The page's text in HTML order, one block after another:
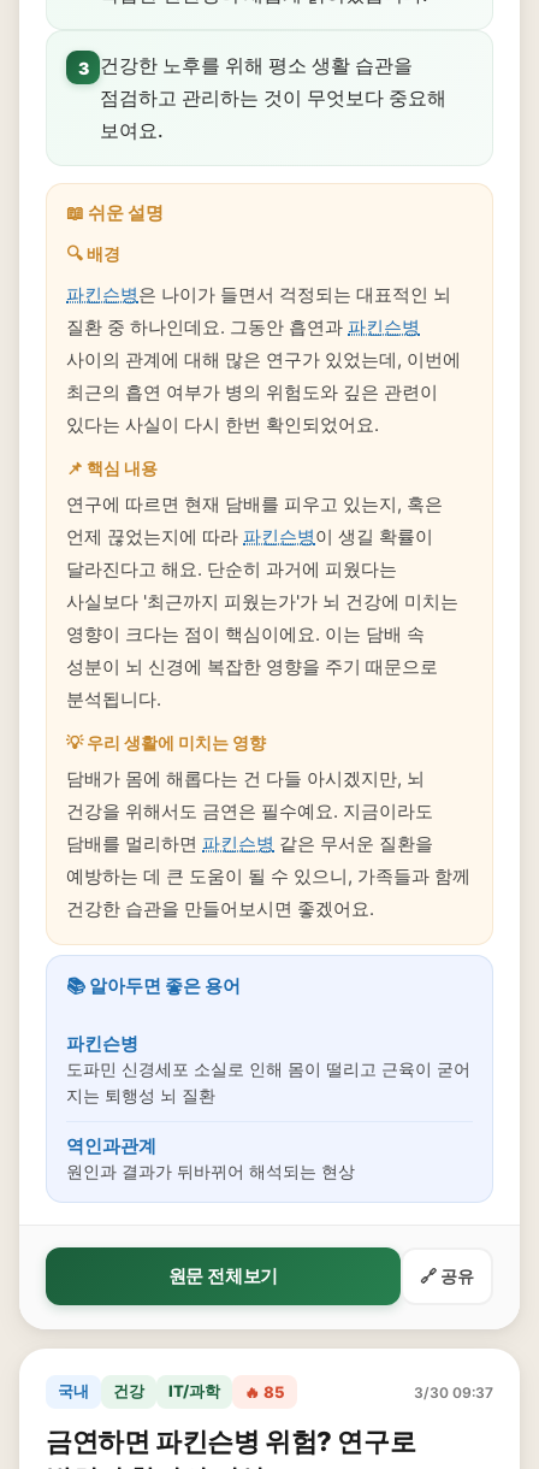
3
건강한 노후를 위해 평소 생활 습관을
점검하고 관리하는 것이 무엇보다 중요해
보여요.
📖 쉬운 설명
🔍 배경
파킨슨병은 나이가 들면서 걱정되는 대표적인 뇌
질환 중 하나인데요. 그동안 흡연과 파킨슨병
사이의 관계에 대해 많은 연구가 있었는데, 이번에
최근의 흡연 여부가 병의 위험도와 깊은 관련이
있다는 사실이 다시 한번 확인되었어요.
📌 핵심 내용
연구에 따르면 현재 담배를 피우고 있는지, 혹은
언제 끊었는지에 따라 파킨슨병이 생길 확률이
달라진다고 해요. 단순히 과거에 피웠다는
사실보다 '최근까지 피웠는가'가 뇌 건강에 미치는
영향이 크다는 점이 핵심이에요. 이는 담배 속
성분이 뇌 신경에 복잡한 영향을 주기 때문으로
분석됩니다.
💡 우리 생활에 미치는 영향
담배가 몸에 해롭다는 건 다들 아시겠지만, 뇌
건강을 위해서도 금연은 필수예요. 지금이라도
담배를 멀리하면 파킨슨병 같은 무서운 질환을
예방하는 데 큰 도움이 될 수 있으니, 가족들과 함께
건강한 습관을 만들어보시면 좋겠어요.
📚 알아두면 좋은 용어
파킨슨병
도파민 신경세포 소실로 인해 몸이 떨리고 근육이 굳어
지는 퇴행성 뇌 질환
역인과관계
원인과 결과가 뒤바뀌어 해석되는 현상
원문 전체보기 🔗 공유
국내 건강 IT/과학 🔥 85 3/30 09:37
금연하면 파킨슨병 위험? 연구로